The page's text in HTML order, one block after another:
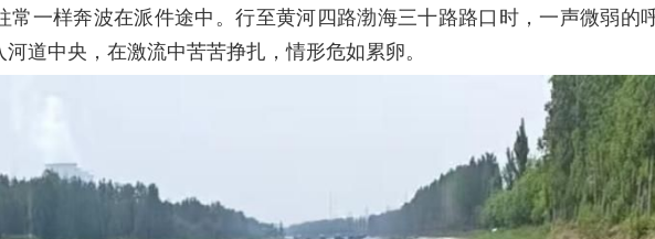
常一样奔波在派件途中。行至黄河四路渤海三十路路口时，一声微弱的
道中央，在激流中苦苦挣扎，情形危如累卵。